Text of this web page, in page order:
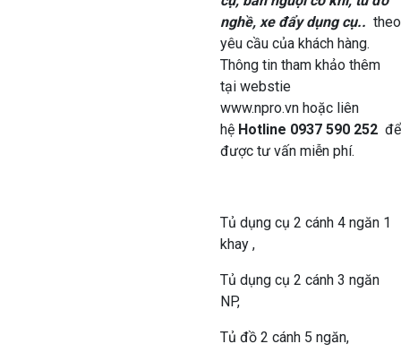
nghề, xe đẩy dụng cụ.. theo
yêu cầu của khách hàng.
Thông tin tham khảo thêm
tại webstie
www.npro.vn hoặc liên
hệ Hotline 0937 590 252 để
được tư vấn miễn phí.
Tủ dụng cụ 2 cánh 4 ngăn 1
khay ,
Tủ dụng cụ 2 cánh 3 ngăn
NP,
Tủ đồ 2 cánh 5 ngăn,